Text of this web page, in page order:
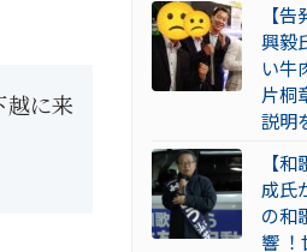
【
興毅
い牛
片桐
説明
【
成氏
の和
響
に来